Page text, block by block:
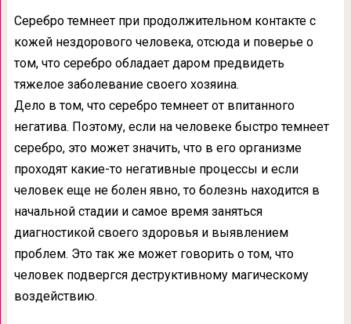
Серебро темнеет при продолжительном контакте с
кожей нездорового человека, отсюда и поверье о
том, что серебро обладает даром предвидеть
тяжелое заболевание своего хозяина.
Дело в том, что серебро темнеет от впитанного
негатива. Поэтому, если на человеке быстро темнеет
серебро, это может значить, что в его организме
проходят какие-то негативные процессы и если
человек еще не болен явно, то болезнь находится в
начальной стадии и самое время заняться
диагностикой своего здоровья и выявлением
проблем. Это так же может говорить о том, что
человек подвергся деструктивному магическому
воздействию.